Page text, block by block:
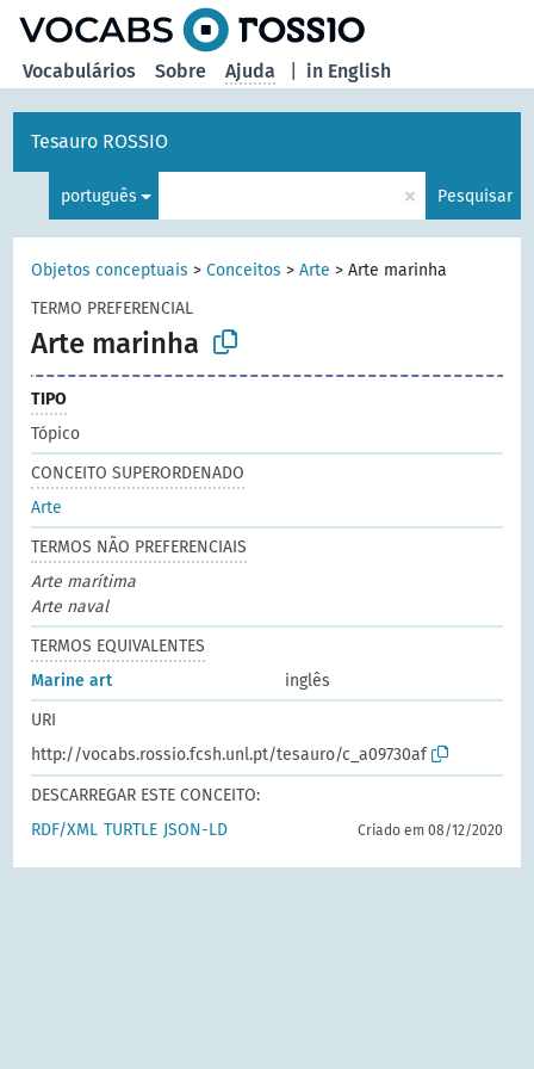
in English
Vocabulários Sobre Ajuda
Tesauro ROSSIO
português × Pesquisar
Objetos conceptuais >Conceitos >Arte >Arte marinha
TERMO PREFERENCIAL
Arte marinha
TIPO
Tópico
CONCEITO SUPERORDENADO
Arte
TERMOS NÃO PREFERENCIAIS
Arte marítima
Arte naval
TERMOS EQUIVALENTES
Marine art
inglês
URI
http://vocabs.rossio.fcsh.unl.pt/tesauro/c_a09730af
DESCARREGAR ESTE CONCEITO:
RDF/XML TURTLE JSON-LD Criado em 08/12/2020